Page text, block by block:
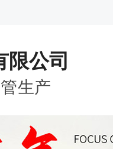
限公司
生产